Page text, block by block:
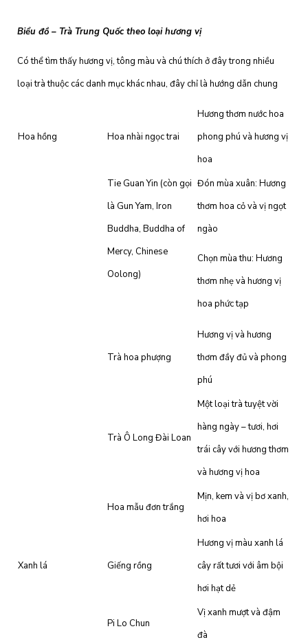
Biểu đồ – Trà Trung Quốc theo loại hương vị
Có thể tìm thấy hương vị, tông màu và chú thích ở đây trong nhiều
loại trà thuộc các danh mục khác nhau, đây chỉ là hướng dẫn chung
Hoa hồng Hoa nhài ngọc trai
Hương thơm nước hoa
phong phú và hương vị
hoa
Tie Guan Yin (còn gọi
là Gun Yam, Iron
Buddha, Buddha of
Mercy, Chinese
Oolong)
Đón mùa xuân: Hương
thơm hoa cỏ và vị ngọt
ngào
Chọn mùa thu: Hương
thơm nhẹ và hương vị
hoa phức tạp
Trà hoa phượng
Hương vị và hương
thơm đầy đủ và phong
phú
Trà Ô Long Đài Loan
Một loại trà tuyệt vời
hàng ngày – tươi, hơi
trái cây với hương thơm
và hương vị hoa
Hoa mẫu đơn trắng
Mịn, kem và vị bơ xanh,
hơi hoa
Xanh lá Giếng rồng
Hương vị màu xanh lá
cây rất tươi với âm bội
hơi hạt dẻ
Pi Lo Chun
Vị xanh mượt và đậm
đà